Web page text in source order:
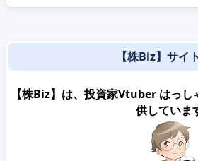
【株Biz】サイ
【株Biz】は、投資家Vtuber はっ
供していま